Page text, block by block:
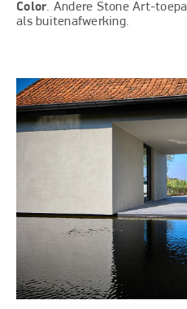
Color. Andere Stone Art-
als buitenafwerking.